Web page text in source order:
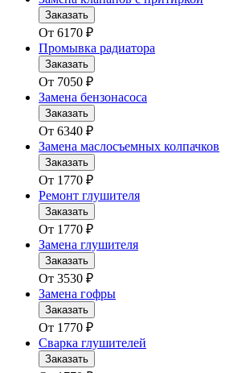
Заказать
От 6170 ₽
Промывка радиатора
Заказать
От 7050 ₽
Замена бензонасоса
Заказать
От 6340 ₽
Замена маслосъемных колпачков
Заказать
От 1770 ₽
Ремонт глушителя
Заказать
От 1770 ₽
Замена глушителя
Заказать
От 3530 ₽
Замена гофры
Заказать
От 1770 ₽
Сварка глушителей
Заказать